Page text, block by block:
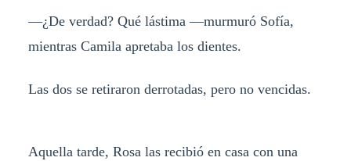
—¿De verdad? Qué lástima —murmuró Sofía,
mientras Camila apretaba los dientes.
Las dos se retiraron derrotadas, pero no vencidas.
Aquella tarde, Rosa las recibió en casa con una